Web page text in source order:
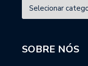
SOBRE NÓS